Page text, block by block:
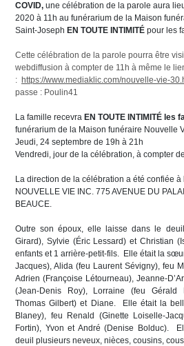
COVID, une célébration de la parole aura
2020 à 11h au funérarium de la Maison
Saint-Joseph EN TOUTE INTIMITÉ pour les
Cette célébration de la parole pourra être
webdiffusion à compter de 11h à même le
: https://www.mediaklic.com/nouvelle-vie-
passe : Poulin41
La famille recevra EN TOUTE INTIMITÉ les
funérarium de la Maison funéraire Nouvelle
Jeudi, 24 septembre de 19h à 21h
Vendredi, jour de la célébration, à compter
La direction de la célébration a été confiée à
NOUVELLE VIE INC. 775 AVENUE DU
BEAUCE.
Outre son époux, elle laisse dans le
Girard), Sylvie (Éric Lessard) et Christian
enfants et 1 arrière-petit-fils. Elle était la
Jacques), Alida (feu Laurent Sévigny), feu
Adrien (Françoise Létourneau), Jeanne-
(Jean-Denis Roy), Lorraine (feu Gérald
Thomas Gilbert) et Diane. Elle était la
Blaney), feu Renald (Ginette Loiselle-
Fortin), Yvon et André (Denise Bolduc).
deuil plusieurs neveux, nièces, cousins,